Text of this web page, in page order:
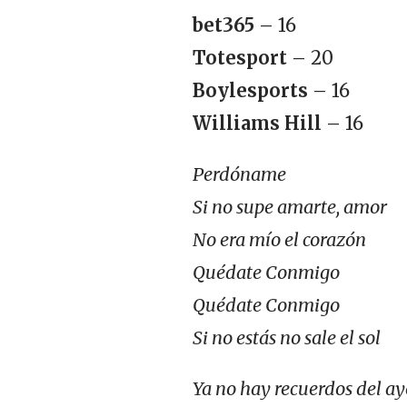
bet365 – 16
Totesport – 20
Boylesports – 16
Williams Hill – 16
Perdóname
Si no supe amarte, amor
No era mío el corazón
Quédate Conmigo
Quédate Conmigo
Si no estás no sale el sol
Ya no hay recuerdos del